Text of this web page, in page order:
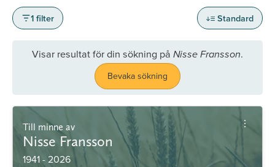
1 filter Standard
Visar resultat för din sökning på Nisse Fransson.
Bevaka sökning
Till minne av
Nisse Fransson
1941 - 2026